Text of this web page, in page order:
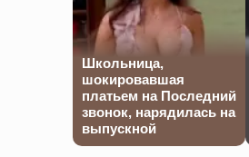
Школьница,
шокировавшая
платьем на Последний
звонок, нарядилась на
выпускной